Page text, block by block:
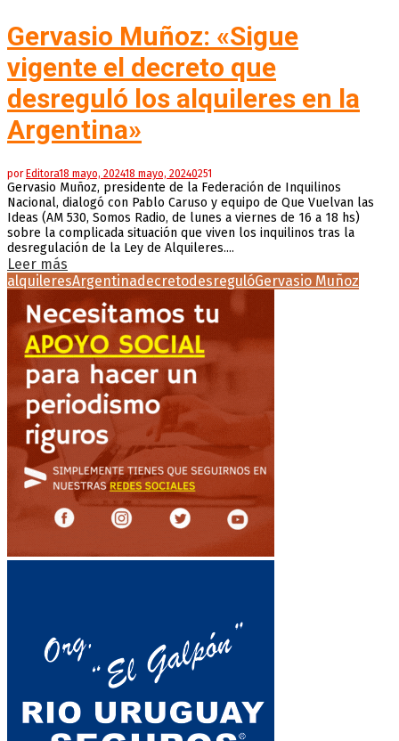
Gervasio Muñoz: «Sigue
vigente el decreto que
desreguló los alquileres en la
Argentina»
por Editora18 mayo, 202418 mayo, 20240251
Gervasio Muñoz, presidente de la Federación de Inquilinos
Nacional, dialogó con Pablo Caruso y equipo de Que Vuelvan las
Ideas (AM 530, Somos Radio, de lunes a viernes de 16 a 18 hs)
sobre la complicada situación que viven los inquilinos tras la
desregulación de la Ley de Alquileres....
Leer más
alquileresArgentinadecretodesregulóGervasio Muñoz